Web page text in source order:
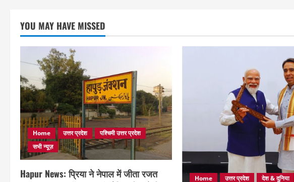
YOU MAY HAVE MISSED
Home उत्तर प्रदेश
पश्चिमी उत्तर प्रदेश
सभी न्यूज़
Hapur News: प्रिया ने नेपाल में जीता रजत
Home उत्तर प्रदेश देश & दुनिया